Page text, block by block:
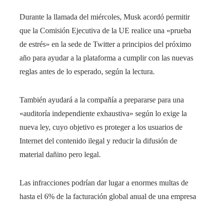
Durante la llamada del miércoles, Musk acordó permitir
que la Comisión Ejecutiva de la UE realice una «prueba
de estrés» en la sede de Twitter a principios del próximo
año para ayudar a la plataforma a cumplir con las nuevas
reglas antes de lo esperado, según la lectura.
También ayudará a la compañía a prepararse para una
«auditoría independiente exhaustiva» según lo exige la
nueva ley, cuyo objetivo es proteger a los usuarios de
Internet del contenido ilegal y reducir la difusión de
material dañino pero legal.
Las infracciones podrían dar lugar a enormes multas de
hasta el 6% de la facturación global anual de una empresa